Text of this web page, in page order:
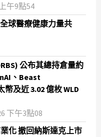
午9點54
球醫療健康力量共
公布其總持倉量約
、Beast
及近 3.02 億枚 WLD
下午3點08
化 撤回納斯達克上市